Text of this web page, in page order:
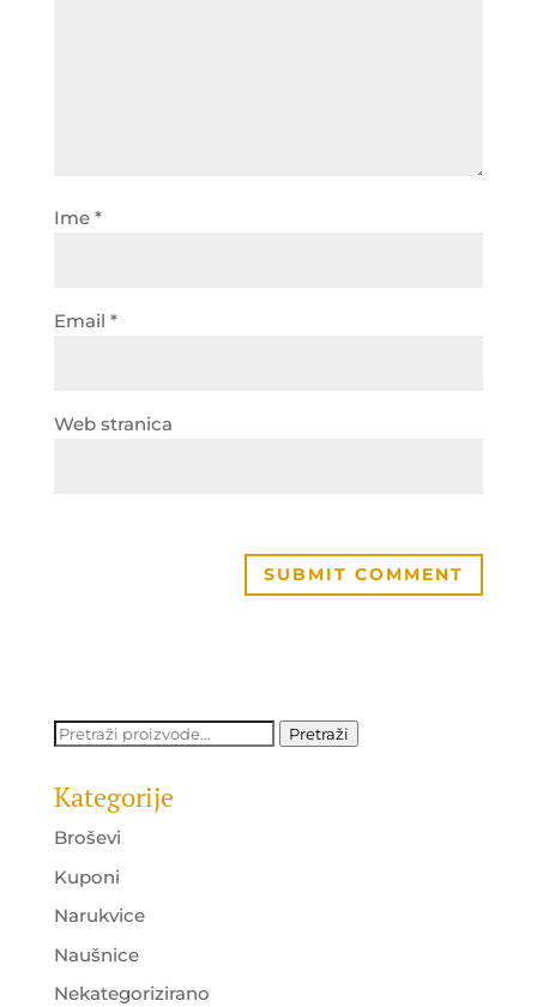
Ime *
Email *
Web stranica
Pretraži: Pretraži
Kategorije
Broševi
Kuponi
Narukvice
Naušnice
Nekategorizirano